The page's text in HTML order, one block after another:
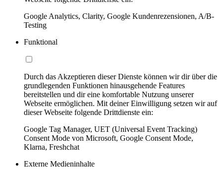
Google Analytics, Clarity, Google Kundenrezensionen, A/B-
Testing
Funktional
Durch das Akzeptieren dieser Dienste können wir dir über die
grundlegenden Funktionen hinausgehende Features
bereitstellen und dir eine komfortable Nutzung unserer
Webseite ermöglichen. Mit deiner Einwilligung setzen wir auf
dieser Webseite folgende Drittdienste ein:
Google Tag Manager, UET (Universal Event Tracking)
Consent Mode von Microsoft, Google Consent Mode,
Klarna, Freshchat
Externe Medieninhalte